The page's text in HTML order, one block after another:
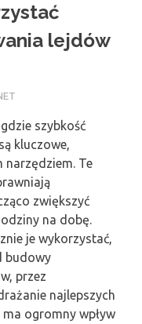
lejdów
szybkość
kluczowe,
narzędziem. Te
zwiększyć
na dobę.
je wykorzystać,
budowy
przez
najlepszych
ogromny wpływ